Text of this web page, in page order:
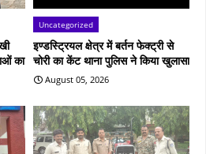
का
Uncategorized
इण्डस्ट्रियल क्षेत्र में बर्तन फेक्ट्री से
चोरी का केंट थाना पुलिस ने किया खुलासा
August 05, 2026